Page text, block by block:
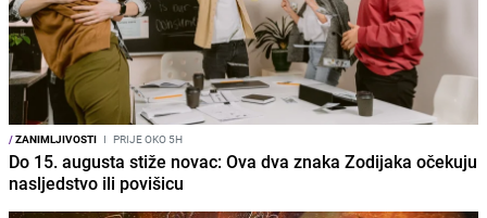
/ZANIMLJIVOSTI I PRIJE OKO 5H
Do 15. augusta stiže novac: Ova dva znaka Zodijaka očekuju
nasljedstvo ili povišicu